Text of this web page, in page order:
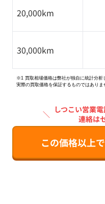
20,000km
30,000km
※1 買取相場価格は弊社が独自に統計分析
実際の買取価格を保証するものではありま
＼ しつこい営業
連絡は
この価格以上